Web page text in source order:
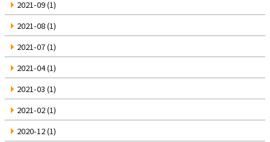
2021-09(1)
2021-08(1)
2021-07(1)
2021-04(1)
2021-03 (1)
2021-02(1)
2020-12(1)